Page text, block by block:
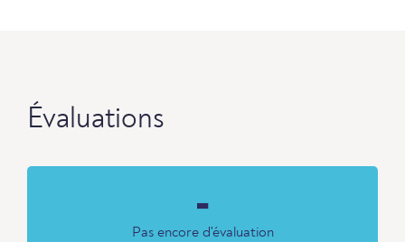
Évaluations
-
Pas encore d'évaluation